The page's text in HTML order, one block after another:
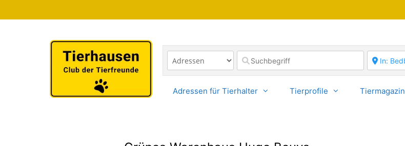
Inhalt
Adressen für Tierhalter Tierprofile Tiermagazin